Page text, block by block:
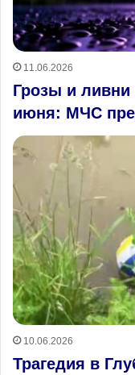
11.06.2026
Грозы и ливни
июня: МЧС
10.06.2026
Трагедия в